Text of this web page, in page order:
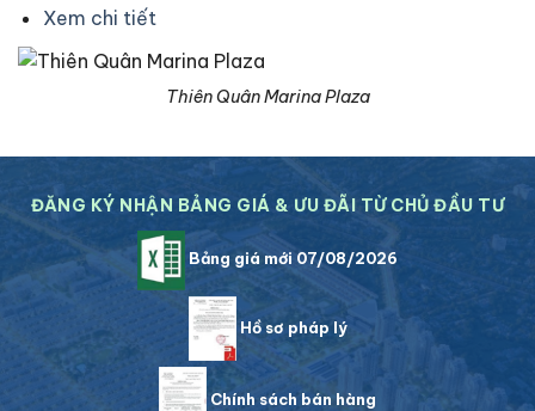
Xem chi tiết
Thiên Quân Marina Plaza
ĐĂNG KÝ NHẬN BẢNG GIÁ & ƯU ĐÃI TỪ CHỦ ĐẦU TƯ
Bảng giá mới 07/08/2026
Hồ sơ pháp lý
Chính sách bán hàng